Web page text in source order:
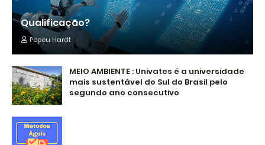
Qualificação?
Pepeu Hardt
MEIO AMBIENTE : Univates é a universidade
mais sustentável do Sul do Brasil pelo
segundo ano consecutivo